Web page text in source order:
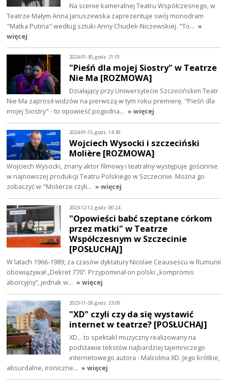
Na scenie kameralnej Teatru Współczesnego, w
Teatrze Małym Anna Januszewska zaprezentuje swój monodram
"Matka Putina" według sztuki Anny Chudek-Niczewskiej. "To… »
więcej
2024-01-30, godz. 21:01
"Pieśń dla mojej Siostry" w Teatrze
Nie Ma [ROZMOWA]
Działający przy Uniwersytecie Szczecińskim Teatr
Nie Ma zaprosił widzów na pierwszą w tym roku premierę. "Pieśń dla
mojej Siostry" - to opowieść pogodna… » więcej
2024-01-15, godz. 14:39
Wojciech Wysocki i szczeciński
Molière [ROZMOWA]
Wojciech Wysocki, znany aktor filmowy i teatralny występuje gościnnie
w najnowszej produkcji Teatru Polskiego w Szczecinie. Można go
zobaczyć w "Molierze czyli… » więcej
2023-12-12, godz. 00:24
"Opowieści babć szeptane córkom
przez matki" w Teatrze
Współczesnym w Szczecinie
[POSŁUCHAJ]
W latach 1966-1989, za czasów dyktatury Nicolae Ceausescu w Rumunii
obowiązywał „Dekret 770”. Przypominał on polski „kompromis
aborcyjny”, jednak w… » więcej
2023-11-29, godz. 23:05
"XD" czyli czy da się wystawić
internet w teatrze? [POSŁUCHAJ]
XD... to spektakl muzyczny realizowany na
podstawie tekstów najbardziej tajemniczego
internetowego autora - Malcolma XD. Jego krótkie,
absurdalne, ironiczne… » więcej